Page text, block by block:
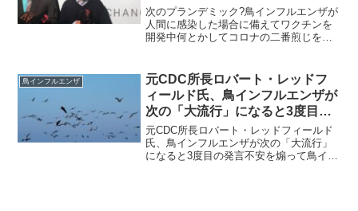
次のプランデミック?鳥インフルエンザが
人間に感染した場合に備えてワクチンを
開発中何とかしてコロナの二番煎じをし
「人間に飛び移る」場合に備えて、人間
用のワクチンを開発す...
鳥インフルエンザ
元CDC所長ロバート・レッドフ
ィールド氏、鳥インフルエンザが
次の「大流行」になると3度目の
発言
元CDC所長ロバート・レッドフィールド
氏、鳥インフルエンザが次の「大流行」
になると3度目の発言不安を煽って鳥イン